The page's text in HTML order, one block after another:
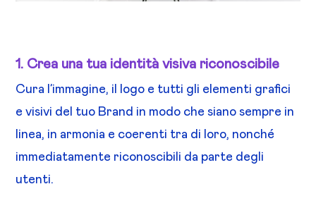
1. Crea una tua identità visiva riconoscibile
Cura l’immagine, il logo e tutti gli elementi grafici
e visivi del tuo Brand in modo che siano sempre in
linea, in armonia e coerenti tra di loro, nonché
immediatamente riconoscibili da parte degli
utenti.